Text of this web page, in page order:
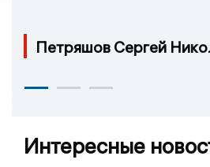
Петряшов Сергей
Интересные